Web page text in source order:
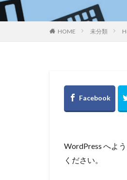
HOME 未分類
WordPress へよ
ください。